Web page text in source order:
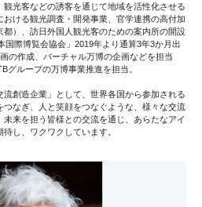
光客などの誘客を通じて地域を活性化させる
ける観光調査・開発事業、官学連携の高付加
）、訪日外国人観光客のための案内所の開設
国際博覧会協会」2019年より通算3年3か月出
の作成、バーチャル万博の企画などを担当
グループの万博事業推進を担当。
流創造企業」として、世界各国から参加される
なぎ、人と笑顔をつなぐような、様々な交流
来を担う皆様との交流を通じ、あらたなアイ
し、ワクワクしています。